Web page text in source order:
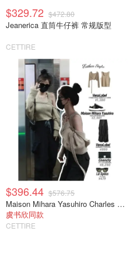
$329.72 $472.80
Jeanerica 直筒牛仔裤 常规版型
CETTIRE
$396.44 $576.75
Maison Mihara Yasuhiro Charles 系带休闲鞋
虞书欣同款
CETTIRE